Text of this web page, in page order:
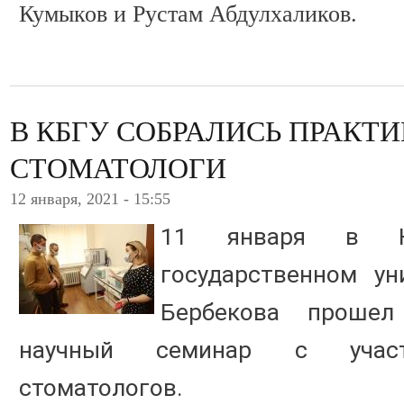
Кумыков и Рустам Абдулхаликов.
В КБГУ СОБРАЛИСЬ
СТОМАТОЛОГИ
12 января, 2021 - 15:55
11 января в
государственном
Бербекова
научный семинар с
стоматологов.